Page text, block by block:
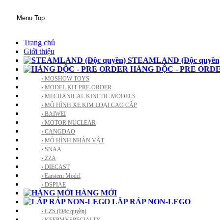
Menu Top
Trang chủ
Giới thiệu
STEAMLAND (Độc
HÀNG ĐỘC - PRE
› MOSHOW TOYS
› MODEL KIT PRE-ORDER
› MECHANICAL KINETIC MODELS
› MÔ HÌNH XE KIM LOẠI CAO CẤP
› BAIWEI
› MOTOR NUCLEAR
› CANGDAO
› MÔ HÌNH NHÂN VẬT
› SNAA
› ZZA
› DIECAST
› Earstern Model
› DSPIAE
HÀNG MỚI
LẮP RÁP NON-LEGO
› CZS (Độc quyền)